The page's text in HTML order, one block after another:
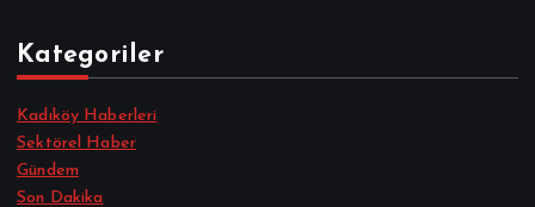
Kategoriler
Kadıköy Haberleri
Sektörel Haber
Gündem
Son Dakika